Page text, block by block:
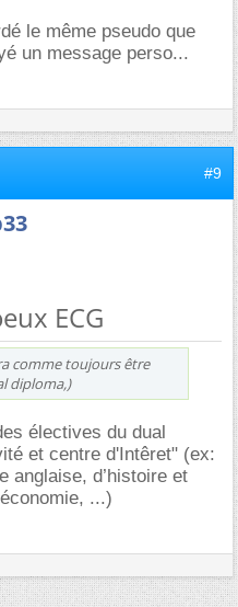
le même pseudo que
un message perso...
#9
ECG
comme toujours être
diploma,)
électives du dual
et centre d'Intêret" (ex:
anglaise, d’histoire et
...)